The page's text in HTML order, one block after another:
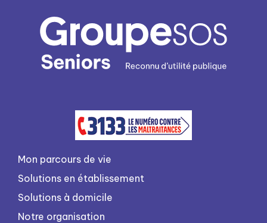
Mon parcours de vie
Solutions en établissement
Solutions à domicile
Notre organisation